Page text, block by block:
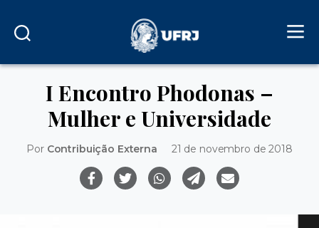
I Encontro Phodonas –
Mulher e Universidade
Por Contribuição Externa 21 de novembro de 2018